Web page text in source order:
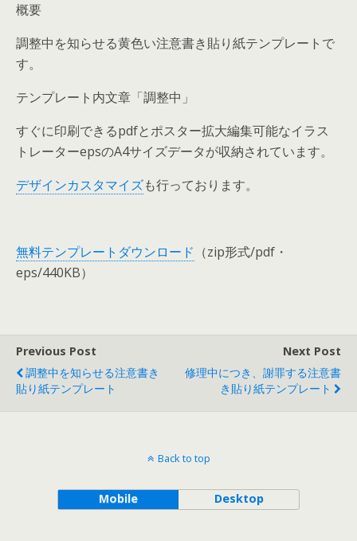
概要
調整中を知らせる黄色い注意書き貼り紙テンプレートで
す。
テンプレート内文章「調整中」
すぐに印刷できるpdfとポスター拡大編集可能なイラス
トレーターepsのA4サイズデータが収納されています。
デザインカスタマイズも行っております。
無料テンプレートダウンロード （zip形式/pdf・
eps/440KB）
Previous Post
調整中を知らせる注意書き
貼り紙テンプレート
Next Post
修理中につき、謝罪する注意書
き貼り紙テンプレート
Back to top
Mobile Desktop